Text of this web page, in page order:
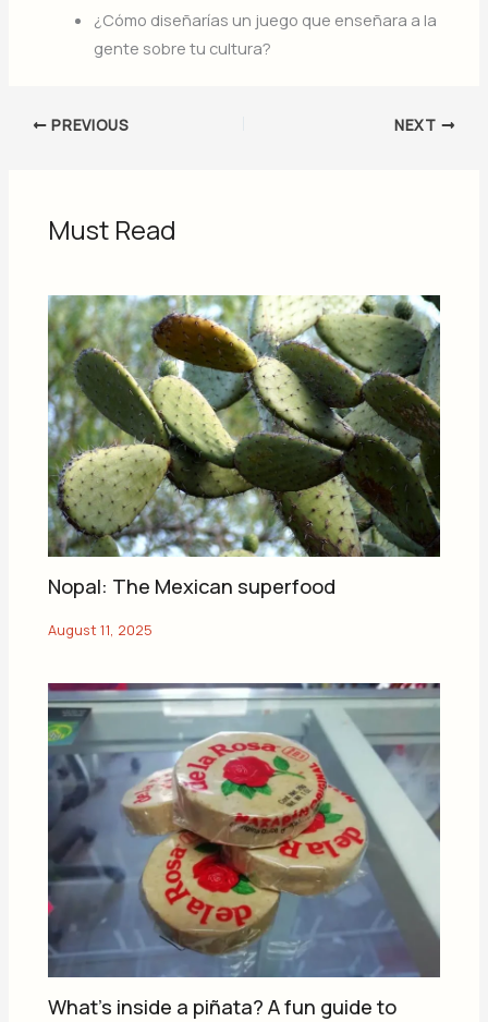
¿Cómo diseñarías un juego que enseñara a la
gente sobre tu cultura?
PREVIOUS NEXT
Must Read
Nopal: The Mexican superfood
What’s inside a piñata? A fun guide to